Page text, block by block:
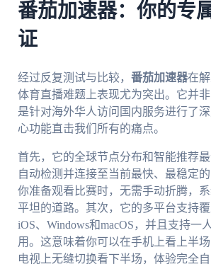
番茄加速器：你的专
证
经过反复测试与比较， 番茄加速器在
体育直播难题上表现尤为突出。它并
是针对海外华人访问国内服务进行了
心功能直击我们所有的痛点。
首先，它的全球节点分布和智能推荐
自动检测并连接至当前最快、最稳定
你准备观看比赛时，无需手动折腾，
平坦的道路。其次，它的多平台支持覆
iOS、Windows和macOS，并且支持一
用。这意味着你可以在手机上看上半
电视上无缝切换看下半场，体验完全自